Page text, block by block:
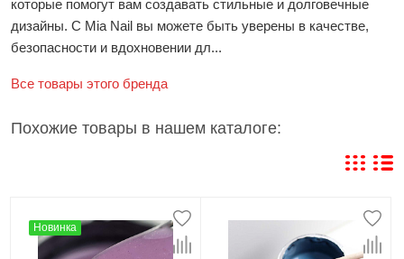
которые помогут вам создавать стильные и долговечные
дизайны. С Mia Nail вы можете быть уверены в качестве,
безопасности и вдохновении дл...
Все товары этого бренда
Похожие товары в нашем каталоге:
Новинка